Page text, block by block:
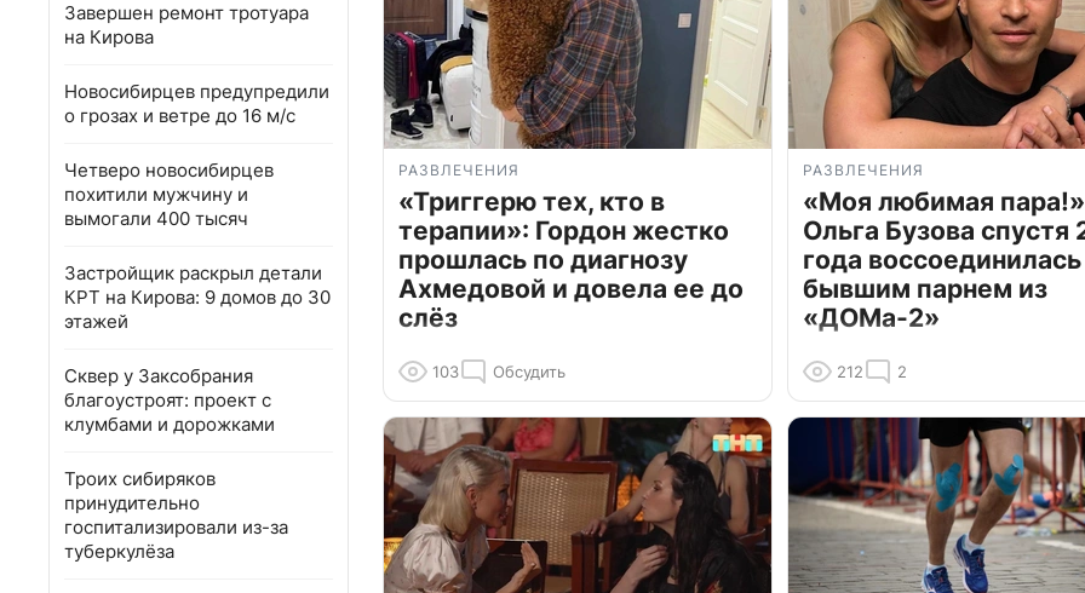
Завершен ремонт тротуара
на Кирова
Новосибирцев предупредили
о грозах и ветре до 16 м/с
Четверо новосибирцев
похитили мужчину и
вымогали 400 тысяч
Застройщик раскрыл детали
КРТ на Кирова: 9 домов до 30
этажей
Сквер у Заксобрания
благоустроят: проект с
клумбами и дорожками
Троих сибиряков
принудительно
госпитализировали из-за
туберкулёза
РАЗВЛЕЧЕНИЯ
«Триггерю тех, кто в
терапии»: Гордон жестко
прошлась по диагнозу
Ахмедовой и довела ее до
слёз
103 Обсудить
РАЗВЛЕЧЕНИЯ
«Моя любимая
Ольга Бузова спустя
года
бывшим парнем из
«ДОМа-2»
212 2